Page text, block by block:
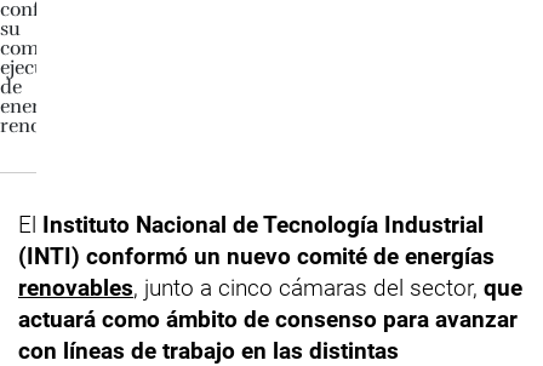
El Instituto Nacional de Tecnología Industrial
(INTI) conformó un nuevo comité de energías
renovables, junto a cinco cámaras del sector, que
actuará como ámbito de consenso para avanzar
con líneas de trabajo en las distintas